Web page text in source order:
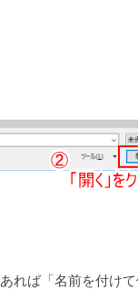
れば「名前を付け